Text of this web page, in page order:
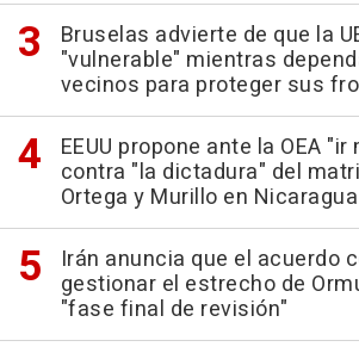
Bruselas advierte de que la
"vulnerable" mientras
vecinos para proteger sus
EEUU propone ante la OEA
contra "la dictadura" del
Ortega y Murillo en Nicaragua
Irán anuncia que el acuerdo
gestionar el estrecho de
"fase final de revisión"